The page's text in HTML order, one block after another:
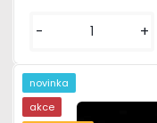
- +
novinka
akce